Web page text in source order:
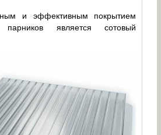
и эффективным покрытием
является сотовый